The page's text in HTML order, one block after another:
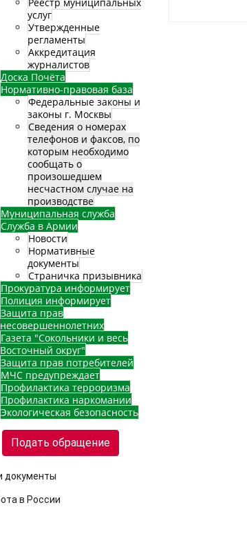
услуг
Утвержденные
регламенты
Аккредитация
журналистов
Доска Почёта
Нормативно-правовая база
Федеральные законы и
законы г. Москвы
Сведения о номерах
телефонов и факсов, по
которым необходимо
сообщать о
произошедшем
несчастном случае на
производстве
Муниципальная служба
Служба в Армии
Новости
Нормативные
документы
Страничка призывника
Прокуратура информирует
Полиция информирует
Защита прав
несовершеннолетних
Газета "Сокольники и весь
Восточный округ"
Защита прав потребителей
МЧС предупреждает
Профилактика терроризма
Профилактика наркомании
Экологическая безопасность
Подать обращение